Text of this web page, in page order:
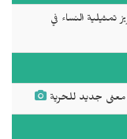
تمثيلية النساء في
معنى جديد للحرية